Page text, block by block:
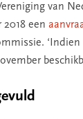
van
2018 een